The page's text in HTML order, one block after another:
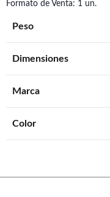
Formato de Venta: 1 un.
Peso
Dimensiones
Marca
Color